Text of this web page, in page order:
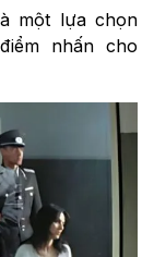
một lựa chọn
nhấn cho